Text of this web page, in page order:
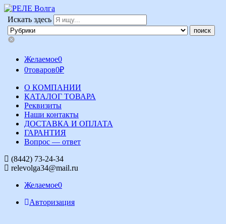
Искать здесь
Желаемое0
0товаров0₽
О КОМПАНИИ
КАТАЛОГ ТОВАРА
Реквизиты
Наши контакты
ДОСТАВКА И ОПЛАТА
ГАРАНТИЯ
Вопрос — ответ
(8442) 73-24-34
relevolga34@mail.ru
Желаемое0
Авторизация